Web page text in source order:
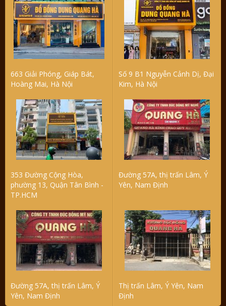
663 Giải Phóng, Giáp Bát,
Hoàng Mai, Hà Nội
Số 9 B1 Nguyễn Cảnh Dị, Đại
Kim, Hà Nội
353 Đường Cộng Hòa,
phường 13, Quận Tân Bình -
TP.HCM
Đường 57A, thị trấn Lâm, Ý
Yên, Nam Định
Đường 57A, thị trấn Lâm, Ý
Yên, Nam Định
Thị trấn Lâm, Ý Yên, Nam
Định